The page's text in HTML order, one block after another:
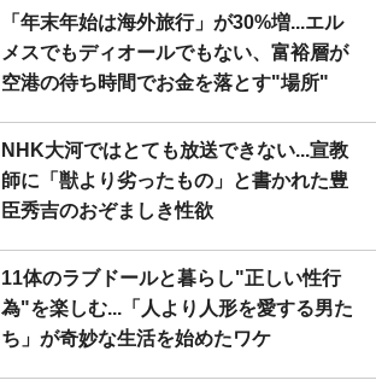
「年末年始は海外旅行」が30%増...エル
メスでもディオールでもない、富裕層が
空港の待ち時間でお金を落とす"場所"
NHK大河ではとても放送できない...宣教
師に「獣より劣ったもの」と書かれた豊
臣秀吉のおぞましき性欲
11体のラブドールと暮らし"正しい性行
為"を楽しむ...「人より人形を愛する男た
ち」が奇妙な生活を始めたワケ